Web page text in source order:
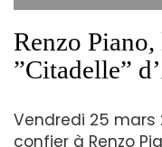
Renzo
”Citadelle”
Vendredi 25 mars
confier à Renzo